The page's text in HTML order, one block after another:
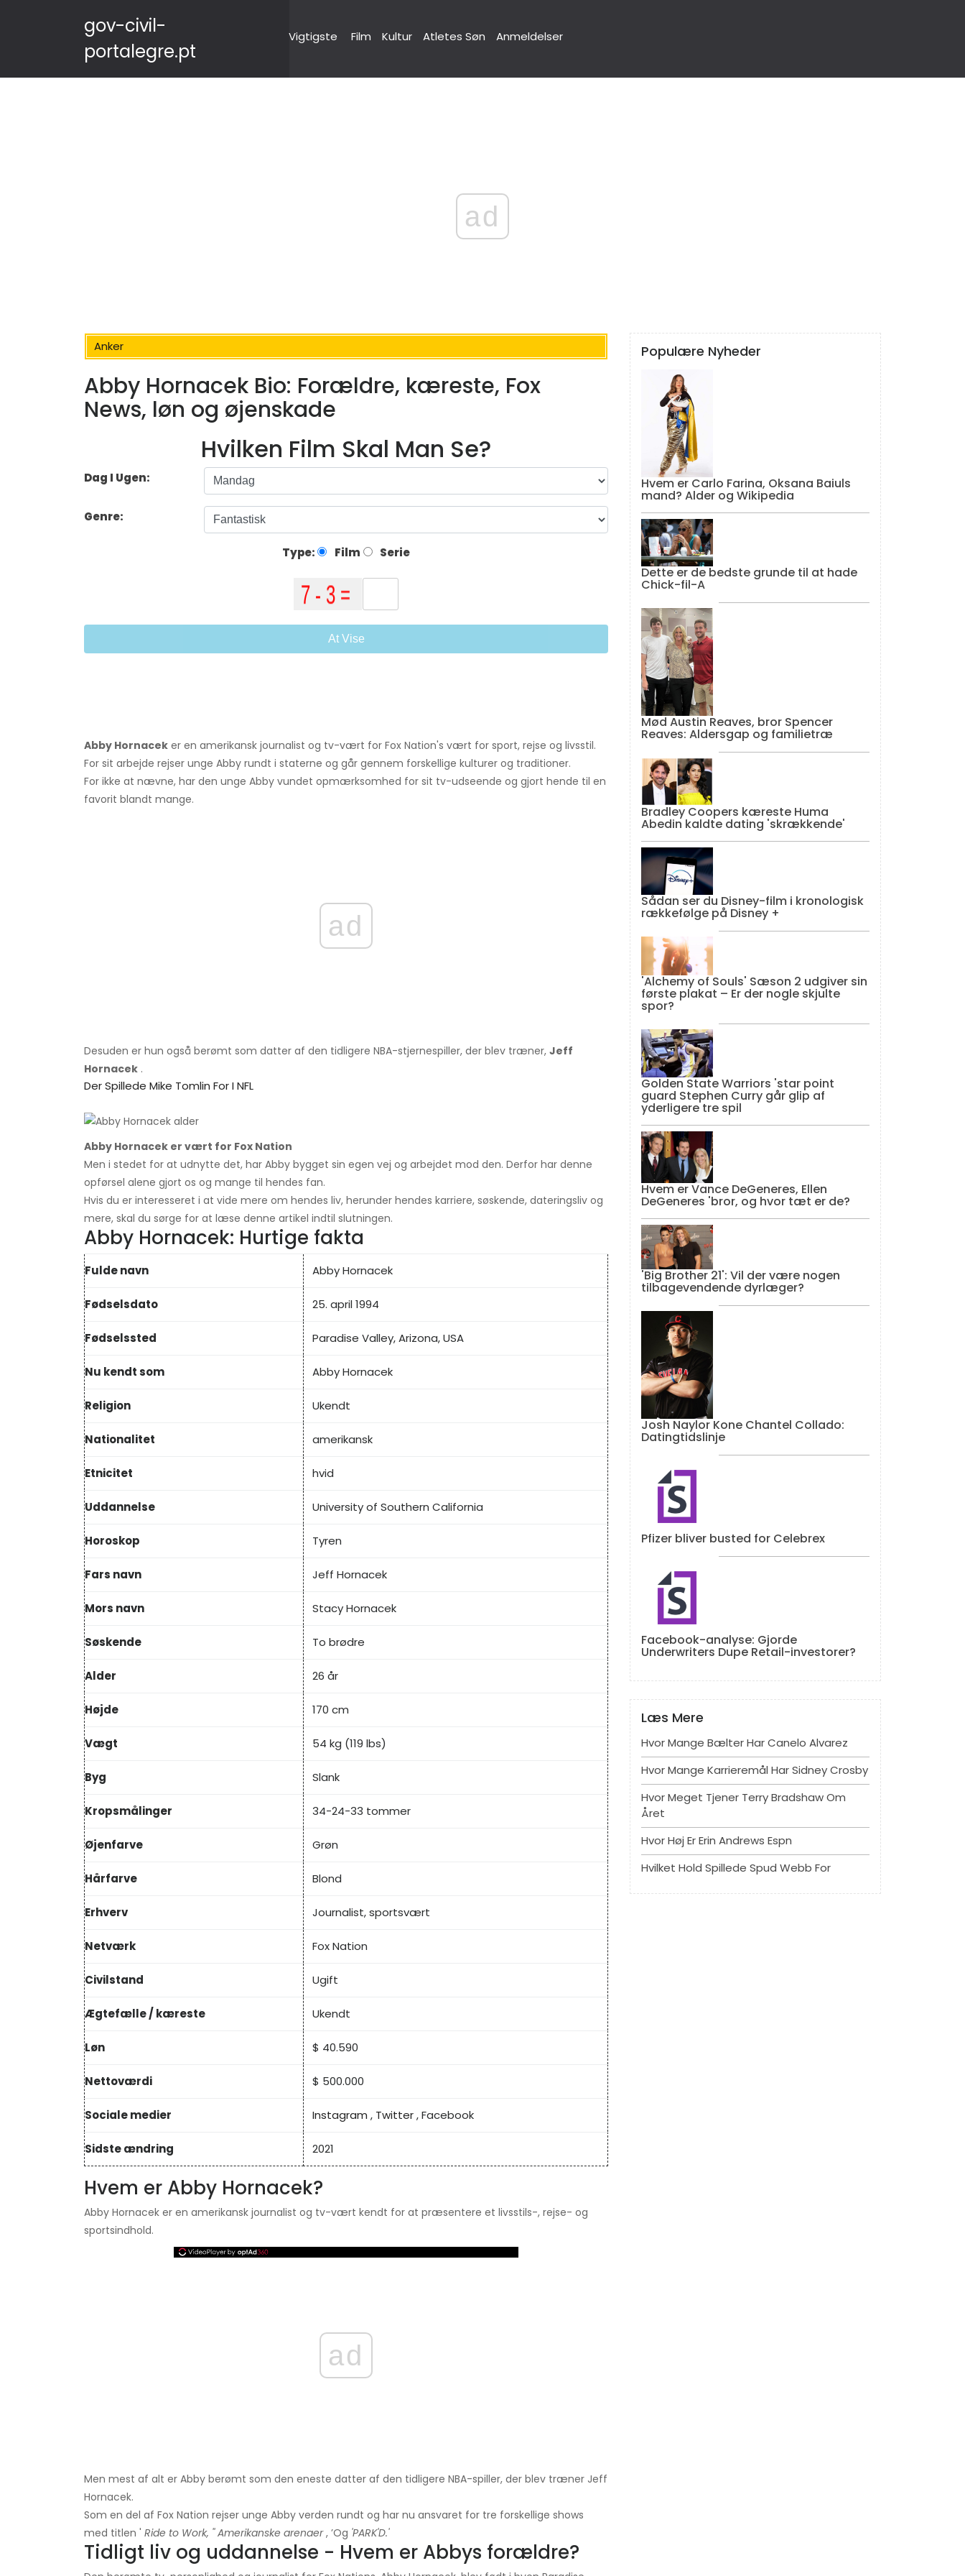
gov-civil-
portalegre.pt
Vigtigste Film Kultur Atletes Søn Anmeldelser
ad
Anker
Abby Hornacek Bio: Forældre, kæreste, Fox
News, løn og øjenskade
Hvilken Film Skal Man Se?
Dag I Ugen:
Genre:
Type: Film Serie
At Vise
Abby Hornacek er en amerikansk journalist og tv-vært for Fox Nation's vært for sport, rejse og livsstil.
For sit arbejde rejser unge Abby rundt i staterne og går gennem forskellige kulturer og traditioner.
For ikke at nævne, har den unge Abby vundet opmærksomhed for sit tv-udseende og gjort hende til en
favorit blandt mange.
ad
Desuden er hun også berømt som datter af den tidligere NBA-stjernespiller, der blev træner, Jeff
Hornacek .
Der Spillede Mike Tomlin For I NFL
Abby Hornacek er vært for Fox Nation
Men i stedet for at udnytte det, har Abby bygget sin egen vej og arbejdet mod den. Derfor har denne
opførsel alene gjort os og mange til hendes fan.
Hvis du er interesseret i at vide mere om hendes liv, herunder hendes karriere, søskende, dateringsliv og
mere, skal du sørge for at læse denne artikel indtil slutningen.
Abby Hornacek: Hurtige fakta
Fulde navn Abby Hornacek
Fødselsdato 25. april 1994
Fødselssted Paradise Valley, Arizona, USA
Nu kendt som Abby Hornacek
Religion Ukendt
Nationalitet amerikansk
Etnicitet hvid
Uddannelse University of Southern California
Horoskop Tyren
Fars navn Jeff Hornacek
Mors navn Stacy Hornacek
Søskende To brødre
Alder 26 år
Højde 170 cm
Vægt 54 kg (119 lbs)
Byg Slank
Kropsmålinger 34-24-33 tommer
Øjenfarve Grøn
Hårfarve Blond
Erhverv Journalist, sportsvært
Netværk Fox Nation
Civilstand Ugift
Ægtefælle / kæreste Ukendt
Løn $ 40.590
Nettoværdi $ 500.000
Sociale medier Instagram , Twitter, Facebook
Sidste ændring 2021
Hvem er Abby Hornacek?
Abby Hornacek er en amerikansk journalist og tv-vært kendt for at præsentere et livsstils-, rejse- og
sportsindhold.
ad
Men mest af alt er Abby berømt som den eneste datter af den tidligere NBA-spiller, der blev træner Jeff
Hornacek.
Som en del af Fox Nation rejser unge Abby verden rundt og har nu ansvaret for tre forskellige shows
med titlen ' Ride to Work, '' Amerikanske arenaer, ’Og 'PARK'D.'
Tidligt liv og uddannelse - Hvem er Abbys forældre?
Populære Nyheder
Hvem er Carlo Farina, Oksana Baiuls
mand? Alder og Wikipedia
Dette er de bedste grunde til at hade
Chick-fil-A
Mød Austin Reaves, bror Spencer
Reaves: Aldersgap og familietræ
Bradley Coopers kæreste Huma
Abedin kaldte dating 'skrækkende'
Sådan ser du Disney-film i kronologisk
rækkefølge på Disney +
'Alchemy of Souls' Sæson 2 udgiver sin
første plakat – Er der nogle skjulte
spor?
Golden State Warriors 'star point
guard Stephen Curry går glip af
yderligere tre spil
Hvem er Vance DeGeneres, Ellen
DeGeneres 'bror, og hvor tæt er de?
'Big Brother 21': Vil der være nogen
tilbagevendende dyrlæger?
Josh Naylor Kone Chantel Collado:
Datingtidslinje
Pfizer bliver busted for Celebrex
Facebook-analyse: Gjorde
Underwriters Dupe Retail-investorer?
Læs Mere
Hvor Mange Bælter Har Canelo Alvarez
Hvor Mange Karrieremål Har Sidney Crosby
Hvor Meget Tjener Terry Bradshaw Om
Året
Hvor Høj Er Erin Andrews Espn
Hvilket Hold Spillede Spud Webb For